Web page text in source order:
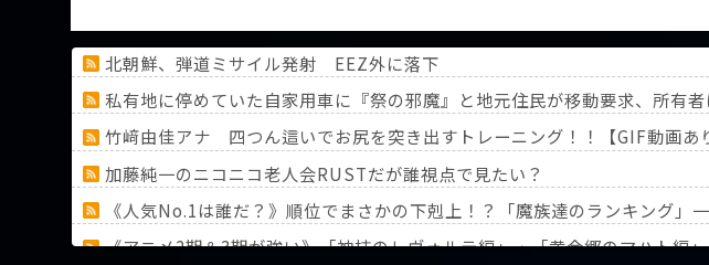
北朝鮮、弾道ミサイル発射 EEZ外に落下
私有地に停めていた自家用車に『祭の邪魔』と地元住民が移動要求、所
竹﨑由佳アナ 四つん這いでお尻を突き出すトレーニング！！【GIF動画あ
加藤純一のニコニコ老人会RUSTだが誰視点で見たい？
《人気No.1は誰だ？》順位でまさかの下剋上！？「魔族達のランキング
《アニメ2期＆3期が強い》「神技のレヴォルテ編」・「黄金郷のマハト編